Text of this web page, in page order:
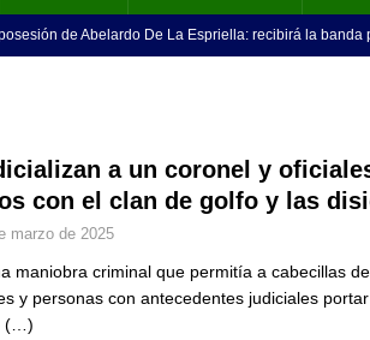
de Abelardo De La Espriella: recibirá la banda
detrás de la banda presidencial que portará Abelardo
de un sastre colombiano reconocido en el mundo
Fiscalía amplía investigación por presunto lavado de
a un coronel y
con el clan de golfo y las
marzo de 2025
maniobra criminal que permitía a cabecillas
y personas con antecedentes judiciales
(…)